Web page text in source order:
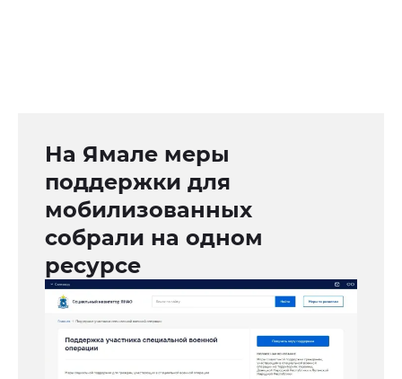
На Ямале меры
поддержки для
мобилизованных
собрали на одном
ресурсе